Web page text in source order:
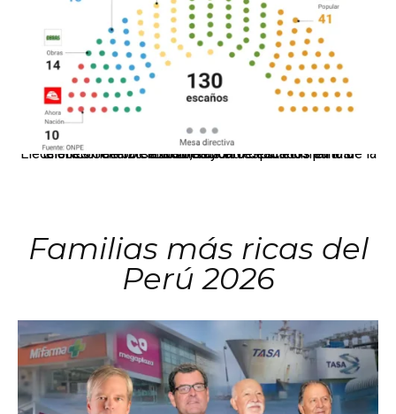
El JNE oficializó la distribución de escaños para la elección de 60 senadores y 130 diputados en las Elecciones Generales 2026, tras el restablecimiento de la Bicameralidad.
Familias más ricas del
Perú 2026